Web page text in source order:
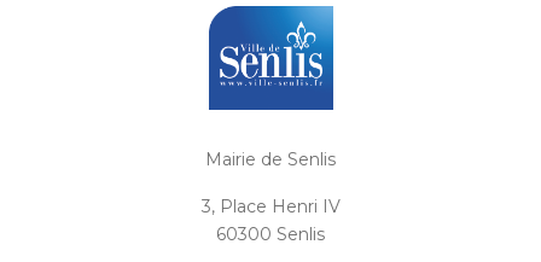
Mairie de Senlis
3, Place Henri IV
60300 Senlis